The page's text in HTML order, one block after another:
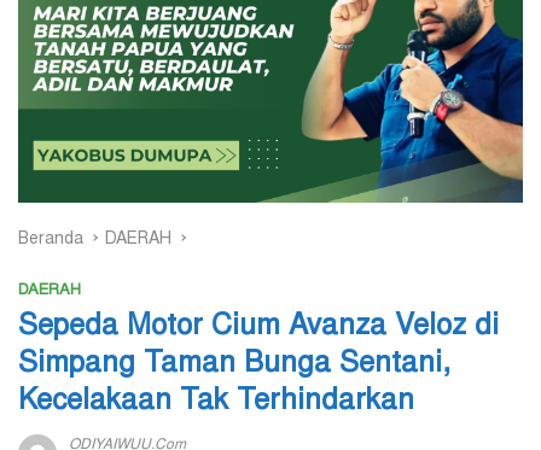
Beranda DAERAH
DAERAH
Sepeda Motor Cium Avanza Veloz di
Simpang Taman Bunga Sentani,
Kecelakaan Tak Terhindarkan
ODIYAIWUU.com